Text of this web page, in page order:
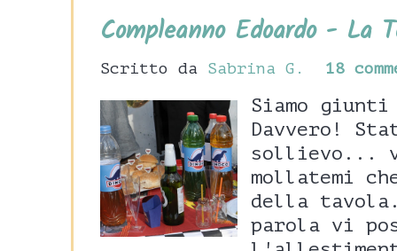
Compleanno Edoardo - La
Scritto da Sabrina G. 18
Siamo
Davvero!
sollievo... vi
mollatemi
della
parola vi